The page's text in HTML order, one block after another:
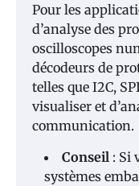
Pour les
d’analyse des
oscilloscopes
décodeurs de
telles que I2C,
visualiser et
communication.
Conseil : Si
systèmes